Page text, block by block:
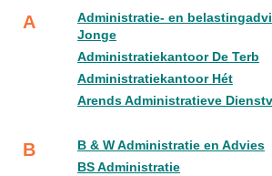
A
Administratie- en
Jonge
Administratiekantoor De Terb
Administratiekantoor Hét
Arends Administratieve
B
B & W Administratie en Advies
BS Administratie